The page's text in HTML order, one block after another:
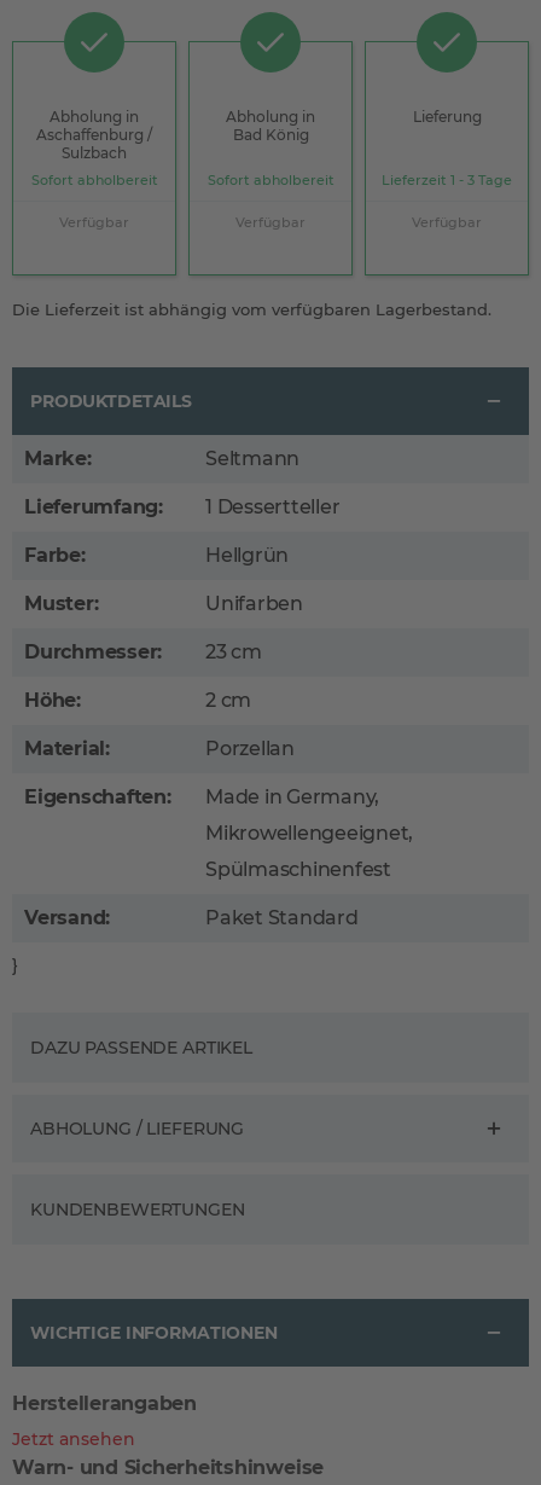
Abholung in
Aschaffenburg /
Sulzbach
Sofort abholbereit
Verfügbar
Abholung in
Bad König
Sofort abholbereit
Verfügbar
Lieferung
Lieferzeit 1 - 3 Tage
Verfügbar
Die Lieferzeit ist abhängig vom verfügbaren Lagerbestand.
PRODUKTDETAILS
Marke: Seltmann
Lieferumfang: 1 Dessertteller
Farbe: Hellgrün
Muster: Unifarben
Durchmesser: 23 cm
Höhe: 2 cm
Material: Porzellan
Eigenschaften:
Made in Germany,
Mikrowellengeeignet,
Spülmaschinenfest
Versand: Paket Standard
}
DAZU PASSENDE ARTIKEL
ABHOLUNG / LIEFERUNG
KUNDENBEWERTUNGEN
WICHTIGE INFORMATIONEN
Herstellerangaben
Jetzt ansehen
Warn- und Sicherheitshinweise